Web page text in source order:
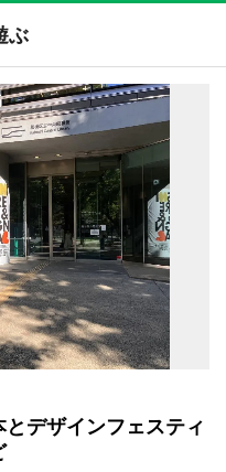
ぶ
デザインフェスティ